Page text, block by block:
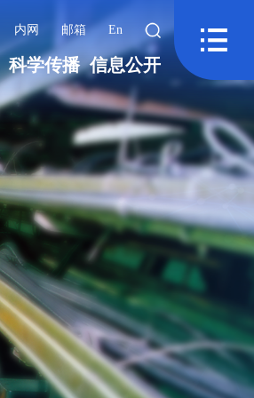
内网 邮箱 En
科学传播 信息公开